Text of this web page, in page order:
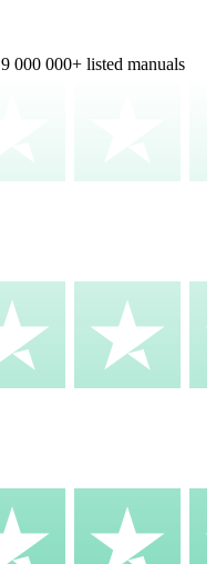
9 000 000+ listed manuals